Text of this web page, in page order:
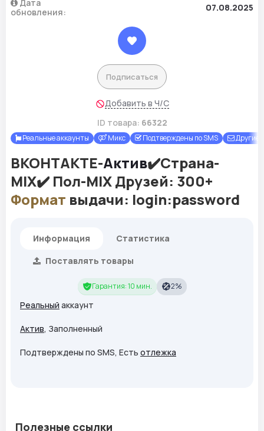
Дата
обновления:
07.08.2025
Подписаться
Добавить в Ч/С
ID товара: 66322
Реальные аккаунты Микс Подтверждены по SMS Другие
ВКОНТАКТЕ-Актив✔️Страна-
MIX✔️ Пол-MIX Друзей: 300+
Формат выдачи: login:password
Информация
Статистика
Поставлять товары
Гарантия: 10 мин. 2%
Реальный аккаунт
Актив, Заполненный
Подтверждены по SMS, Есть отлежка
Полезные ссылки